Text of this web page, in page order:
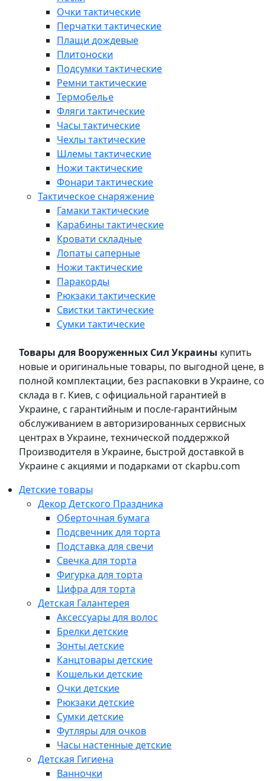
Очки тактические
Перчатки тактические
Плащи дождевые
Плитоноски
Подсумки тактические
Ремни тактические
Термобелье
Фляги тактические
Часы тактические
Чехлы тактические
Шлемы тактические
Ножи тактические
Фонари тактические
Тактическое снаряжение
Гамаки тактические
Карабины тактические
Кровати складные
Лопаты саперные
Ножи тактические
Паракорды
Рюкзаки тактические
Свистки тактические
Сумки тактические
Товары для Вооруженных Сил Украины купить
новые и оригинальные товары, по выгодной цене, в
полной комплектации, без распаковки в Украине, со
склада в г. Киев, с официальной гарантией в
Украине, с гарантийным и после-гарантийным
обслуживанием в авторизированных сервисных
центрах в Украине, технической поддержкой
Производителя в Украине, быстрой доставкой в
Украине с акциями и подарками от ckapbu.com
Детские товары
Декор Детского Праздника
Оберточная бумага
Подсвечник для торта
Подставка для свечи
Свечка для торта
Фигурка для торта
Цифра для торта
Детская Галантерея
Аксессуары для волос
Брелки детские
Зонты детские
Канцтовары детские
Кошельки детские
Очки детские
Рюкзаки детские
Сумки детские
Футляры для очков
Часы настенные детские
Детская Гигиена
Ванночки